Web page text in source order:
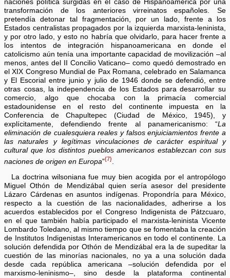
naciones política surgidas en el caso de Hispanoamérica por una
transformación de los anteriores virreinatos españoles. Se
pretendía detonar tal fragmentación, por un lado, frente a los
Estados centralistas propagados por la izquierda marxista-leninista,
y por otro lado, y esto no habría que olvidarlo, para hacer frente a
los intentos de integración hispanoamericana en donde el
catolicismo aún tenía una importante capacidad de movilización –al
menos, antes del II Concilio Vaticano– como quedó demostrado en
el XIX Congreso Mundial de Pax Romana, celebrado en Salamanca
y El Escorial entre junio y julio de 1946 donde se defendió, entre
otras cosas, la independencia de los Estados para desarrollar su
comercio, algo que chocaba con la primacía comercial
estadounidense en el resto del continente impuesta en la
Conferencia de Chapultepec (Ciudad de México, 1945), y
explícitamente, defendiendo frente al panamericanismo: “La
eliminación de cualesquiera reales y falsos enjuiciamientos frente a
las naturales y legítimas vinculaciones de carácter espiritual y
cultural que los distintos pueblos americanos establezcan con sus
naciones de origen en Europa”{7}
La doctrina wilsoniana fue muy bien acogida por el antropólogo
Miguel Othón de Mendizábal quien sería asesor del presidente
Lázaro Cárdenas en asuntos indígenas. Propondría para México,
respecto a la cuestión de las nacionalidades, adherirse a los
acuerdos establecidos por el Congreso Indigenista de Pátzcuaro,
en el que también había participado el marxista-leninista Vicente
Lombardo Toledano, al mismo tiempo que se fomentaba la creación
de Institutos Indigenistas Interamericanos en todo el continente. La
solución defendida por Othón de Mendizábal era la de supeditar la
cuestión de las minorías nacionales, no ya a una solución dada
desde cada república americana –solución defendida por el
marxismo-leninismo–, sino desde la plataforma continental